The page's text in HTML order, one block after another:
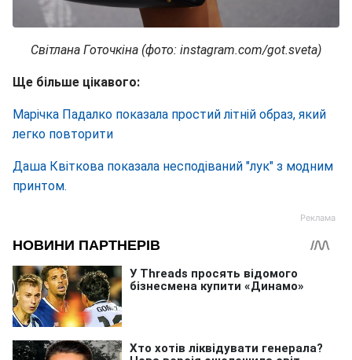
Світлана Готочкіна (фото: instagram.com/got.sveta)
Ще більше цікавого:
Марічка Падалко показала простий літній образ, який
легко повторити
Даша Квіткова показала несподіваний "лук" з модним
принтом.